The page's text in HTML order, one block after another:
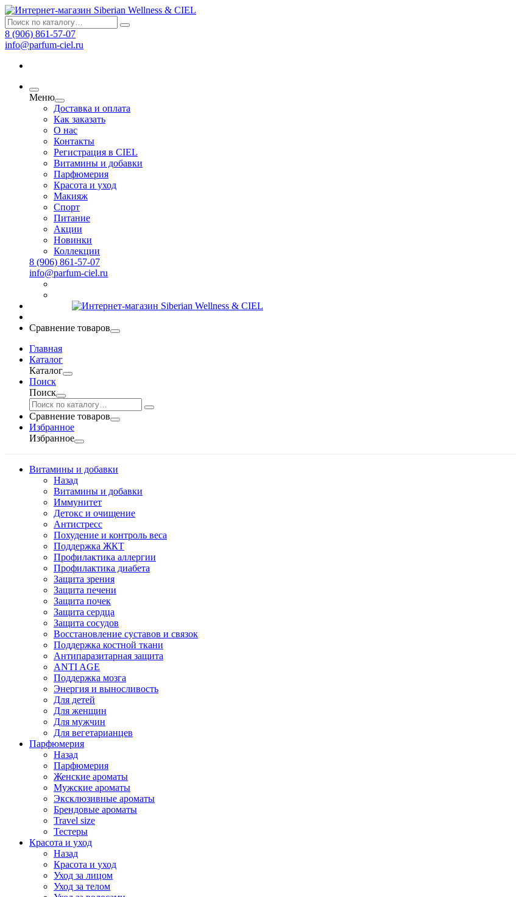
8 (906) 861-57-07
info@parfum-ciel.ru
Меню
Доставка и оплата
Как заказать
О нас
Контакты
Регистрация в CIEL
Витамины и добавки
Парфюмерия
Красота и уход
Макияж
Спорт
Питание
Акции
Новинки
Коллекции
8 (906) 861-57-07
info@parfum-ciel.ru
Сравнение товаров
Главная
Каталог
Каталог
Поиск
Поиск
Сравнение товаров
Избранное
Избранное
Витамины и добавки
Назад
Витамины и добавки
Иммунитет
Детокс и очищение
Антистресс
Похудение и контроль веса
Поддержка ЖКТ
Профилактика аллергии
Профилактика диабета
Защита зрения
Защита печени
Защита почек
Защита сердца
Защита сосудов
Восстановление суставов и связок
Поддержка костной ткани
Антипаразитарная защита
ANTI AGE
Поддержка мозга
Энергия и выносливость
Для детей
Для женщин
Для мужчин
Для вегетарианцев
Парфюмерия
Назад
Парфюмерия
Женские ароматы
Мужские ароматы
Эксклюзивные ароматы
Брендовые ароматы
Travel size
Тестеры
Красота и уход
Назад
Красота и уход
Уход за лицом
Уход за телом